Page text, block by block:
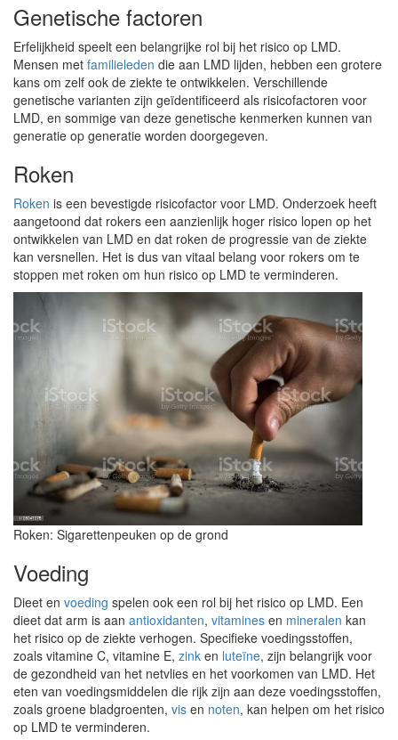
Genetische factoren
Erfelijkheid speelt een belangrijke rol bij het risico op LMD.
Mensen met familieleden die aan LMD lijden, hebben een grotere
kans om zelf ook de ziekte te ontwikkelen. Verschillende
genetische varianten zijn geïdentificeerd als risicofactoren voor
LMD, en sommige van deze genetische kenmerken kunnen van
generatie op generatie worden doorgegeven.
Roken
Roken is een bevestigde risicofactor voor LMD. Onderzoek heeft
aangetoond dat rokers een aanzienlijk hoger risico lopen op het
ontwikkelen van LMD en dat roken de progressie van de ziekte
kan versnellen. Het is dus van vitaal belang voor rokers om te
stoppen met roken om hun risico op LMD te verminderen.
Roken: Sigarettenpeuken op de grond
Voeding
Dieet en voeding spelen ook een rol bij het risico op LMD. Een
dieet dat arm is aan antioxidanten, vitamines en mineralen kan
het risico op de ziekte verhogen. Specifieke voedingsstoffen,
zoals vitamine C, vitamine E, zink en luteïne, zijn belangrijk voor
de gezondheid van het netvlies en het voorkomen van LMD. Het
eten van voedingsmiddelen die rijk zijn aan deze voedingsstoffen,
zoals groene bladgroenten, vis en noten, kan helpen om het risico
op LMD te verminderen.